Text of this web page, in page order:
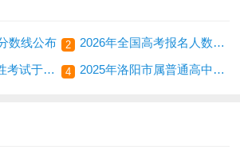
数线公布 2 2026年全国高考报名人数公布！
全国统考和选择性考试于6月7、8、9日举行。 4 2025年洛阳市属普通高中体育尖子生、特长生和艺术特长生招生政策公布